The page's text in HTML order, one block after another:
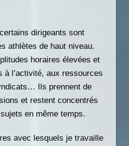
dirigeants sont
athlètes de haut niveau.
horaires élevées et
à l’activité, aux ressources
Ils prennent de
et restent concentrés
en même temps.
avec lesquels je travaille